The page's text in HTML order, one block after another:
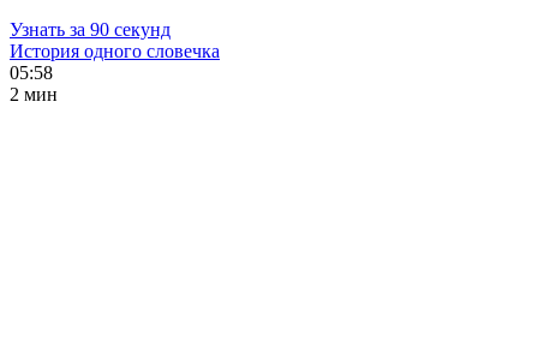
Узнать за 90 секунд
История одного словечка
05:58
2 мин